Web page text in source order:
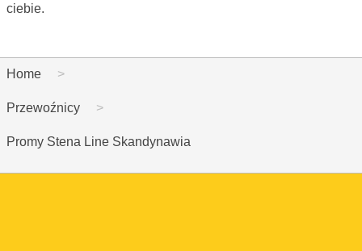
ciebie.
Home
Przewoźnicy
Promy Stena Line Skandynawia